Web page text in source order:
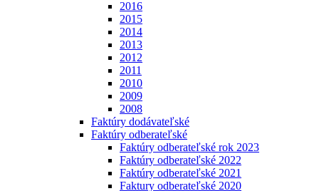
2016
2015
2014
2013
2012
2011
2010
2009
2008
Faktúry dodávateľské
Faktúry odberateľské
Faktúry odberateľské rok 2023
Faktúry odberateľské 2022
Faktúry odberateľské 2021
Faktury odberateľské 2020